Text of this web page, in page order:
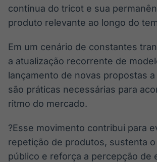
contínua do tricot e sua
produto relevante ao longo do
Em um cenário de constantes
a atualização recorrente de
lançamento de novas propostas
são práticas necessárias para
ritmo do mercado.
?Esse movimento contribui para
repetição de produtos, sustenta
público e reforça a percepção de